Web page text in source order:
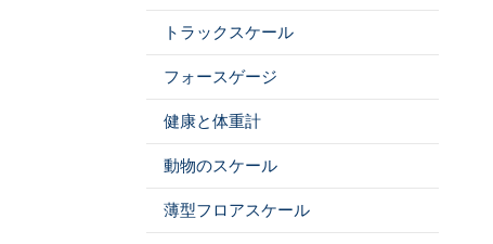
トラックスケール
フォースゲージ
健康と体重計
動物のスケール
薄型フロアスケール